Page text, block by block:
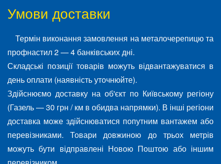
Умови доставки
Термін виконання замовлення на металочерепицю та
профнастил 2 — 4 банківських дні.
Складські позиції товарів можуть відвантажуватися в
день оплати (наявність уточнюйте).
Здійснюємо доставку на об'єкт по Київському регіону
(Газель — 30 грн / км в обидва напрямки). В інші регіони
доставка може здійснюватися попутним вантажем або
перевізниками. Товари довжиною до трьох метрів
можуть бути відправлені Новою Поштою або іншим